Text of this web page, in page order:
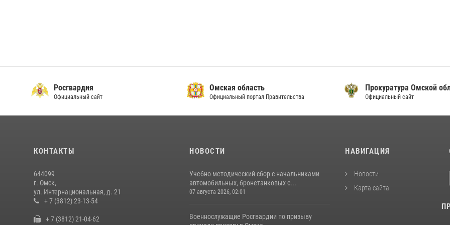
Росгвардия
Официальный сайт
Омская область
Официальный портал Правительства
Прокуратура Омской
Официальный сайт
КОНТАКТЫ
644099
г. Омск,
ул. Интернациональная, д. 21
+ 7 (3812) 23-13-54
+ 7 (3812) 21-04-62
НОВОСТИ
Учебно-методический сбор с начальниками
автомобильных, бронетанковых с...
07 августа 2026, 02:01
Военнослужащие Росгвардии по призыву
НАВИГАЦИЯ
Новости
Карта сайта